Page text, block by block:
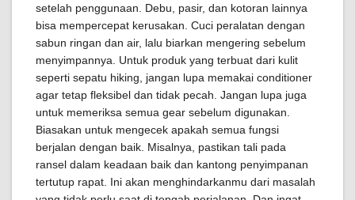
setelah penggunaan. Debu, pasir, dan kotoran lainnya
bisa mempercepat kerusakan. Cuci peralatan dengan
sabun ringan dan air, lalu biarkan mengering sebelum
menyimpannya. Untuk produk yang terbuat dari kulit
seperti sepatu hiking, jangan lupa memakai conditioner
agar tetap fleksibel dan tidak pecah. Jangan lupa juga
untuk memeriksa semua gear sebelum digunakan.
Biasakan untuk mengecek apakah semua fungsi
berjalan dengan baik. Misalnya, pastikan tali pada
ransel dalam keadaan baik dan kantong penyimpanan
tertutup rapat. Ini akan menghindarkanmu dari masalah